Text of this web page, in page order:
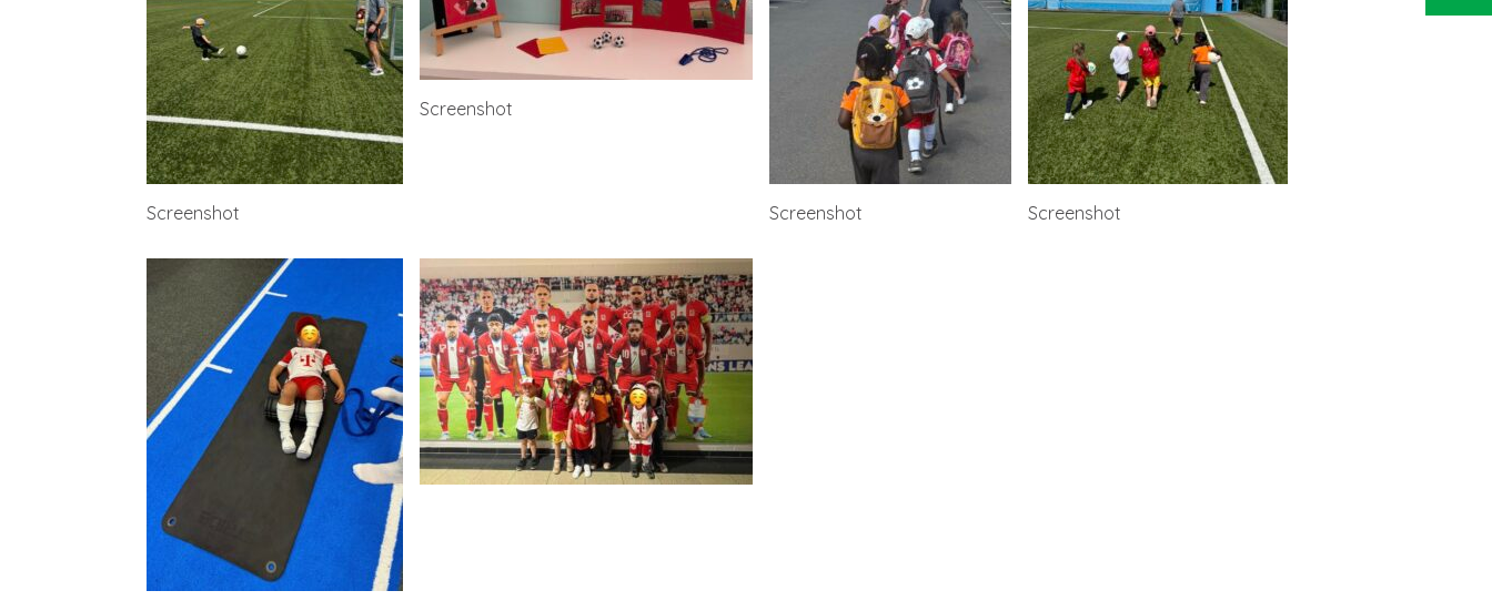
Screenshot
Screenshot
Screenshot Screenshot